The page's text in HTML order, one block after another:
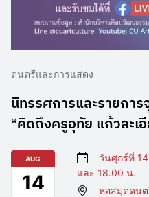
ดนตรีและการแสดง
นิทรรศการและรายกา
“คิดถึงครูอุทัย แก้วละเ
AUG
14
วันศุกร์ที่
และ 18.00 น.
หอสมุดดนต